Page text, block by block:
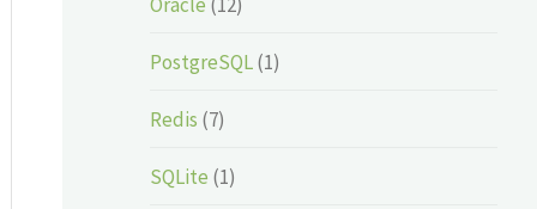
PostgreSQL(1)
Redis (7)
SQLite (1)